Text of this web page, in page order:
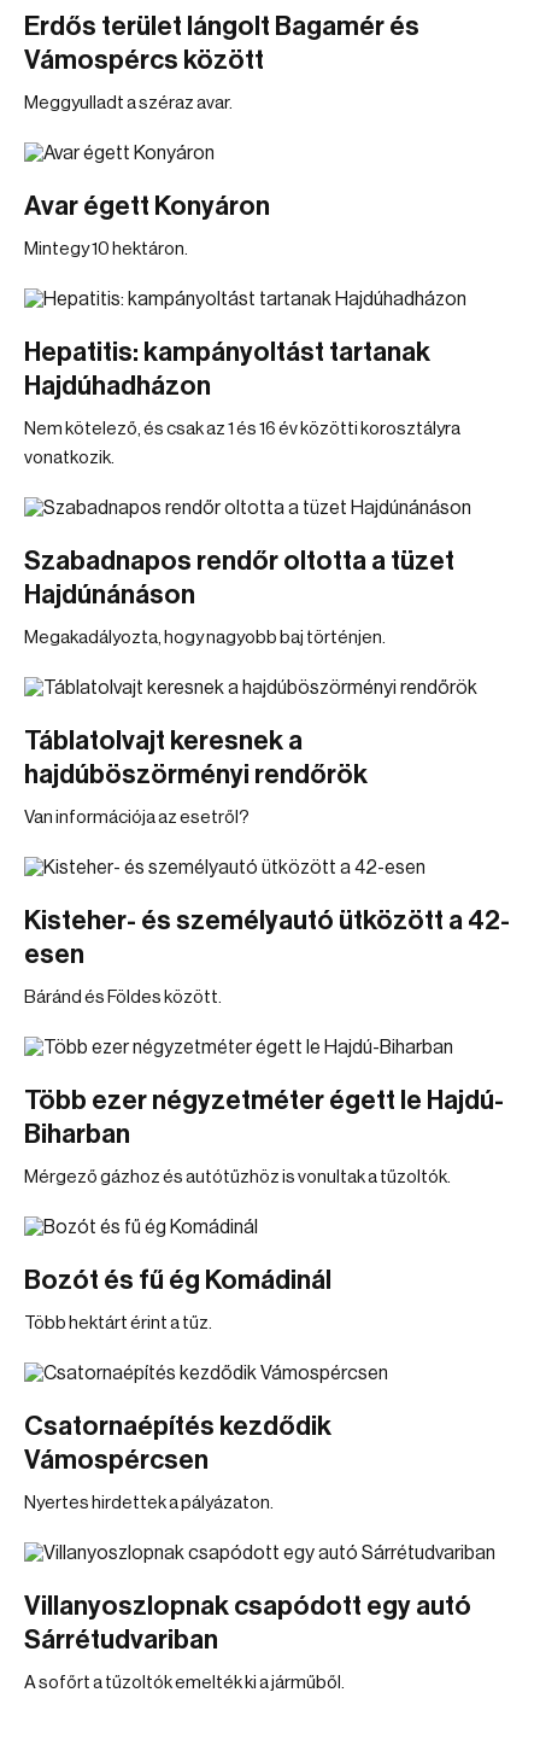
Erdős terület lángolt Bagamér és
Vámospércs között
Meggyulladt a széraz avar.
Avar égett Konyáron
Mintegy 10 hektáron.
Hepatitis: kampányoltást tartanak
Hajdúhadházon
Nem kötelező, és csak az 1 és 16 év közötti korosztályra
vonatkozik.
Szabadnapos rendőr oltotta a tüzet
Hajdúnánáson
Megakadályozta, hogy nagyobb baj történjen.
Táblatolvajt keresnek a
hajdúböszörményi rendőrök
Van információja az esetről?
Kisteher- és személyautó ütközött a 42-
esen
Báránd és Földes között.
Több ezer négyzetméter égett le Hajdú-
Biharban
Mérgező gázhoz és autótűzhöz is vonultak a tűzoltók.
Bozót és fű ég Komádinál
Több hektárt érint a tűz.
Csatornaépítés kezdődik
Vámospércsen
Nyertes hirdettek a pályázaton.
Villanyoszlopnak csapódott egy autó
Sárrétudvariban
A sofőrt a tűzoltók emelték ki a járműből.